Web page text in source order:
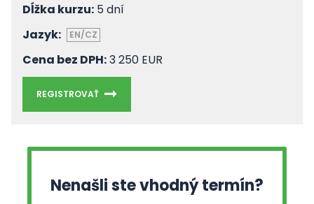
Dĺžka kurzu: 5 dní
Jazyk:
EN/CZ
Cena bez DPH:3 250 EUR
REGISTROVAŤ
Nenašli ste vhodný termín?